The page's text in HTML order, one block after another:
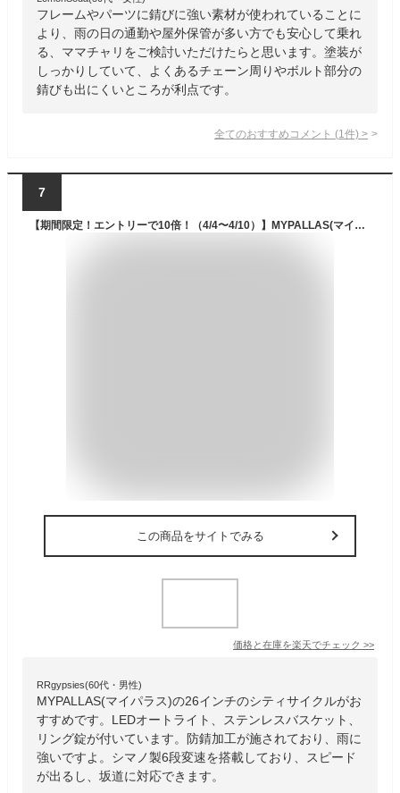
フレームやパーツに錆びに強い素材が使われていることに
より、雨の日の通勤や屋外保管が多い方でも安心して乗れ
る、ママチャリをご検討いただけたらと思います。塗装が
しっかりしていて、よくあるチェーン周りやボルト部分の
錆びも出にくいところが利点です。
全てのおすすめコメント (1 件) >
7
【期間限定！エントリーで10倍！（4/4〜4/10）】MYPALLAS(マイパラス) 折畳シティサイクル26インチ ホワイト LEDオートライト 防錆 シマノ製 6段変速 ステンレスバスケット/リング錠付 自転車 通勤通学 MC550
この商品をサイトでみる
価格と在庫を楽天でチェック >>
RRgypsies(60代・男性)
MYPALLAS(マイパラス)の26インチのシティサイクルがお
すすめです。LEDオートライト、ステンレスバスケット、
リング錠が付いています。防錆加工が施されており、雨に
強いですよ。シマノ製6段変速を搭載しており、スピード
が出るし、坂道に対応できます。